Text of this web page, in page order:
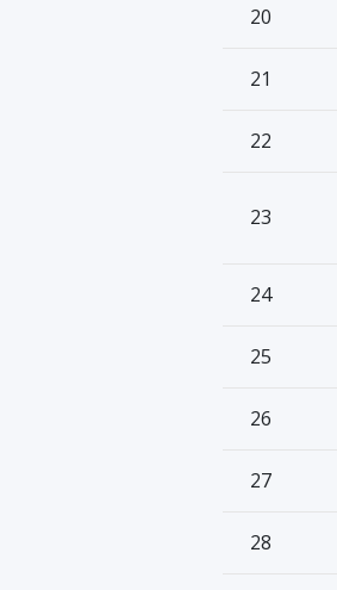
20
21
22
23
24
25
26
27
28